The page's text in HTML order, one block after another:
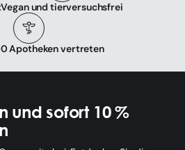
Vegan und tierversuchsfrei
Apotheken vertreten
und sofort 10 %